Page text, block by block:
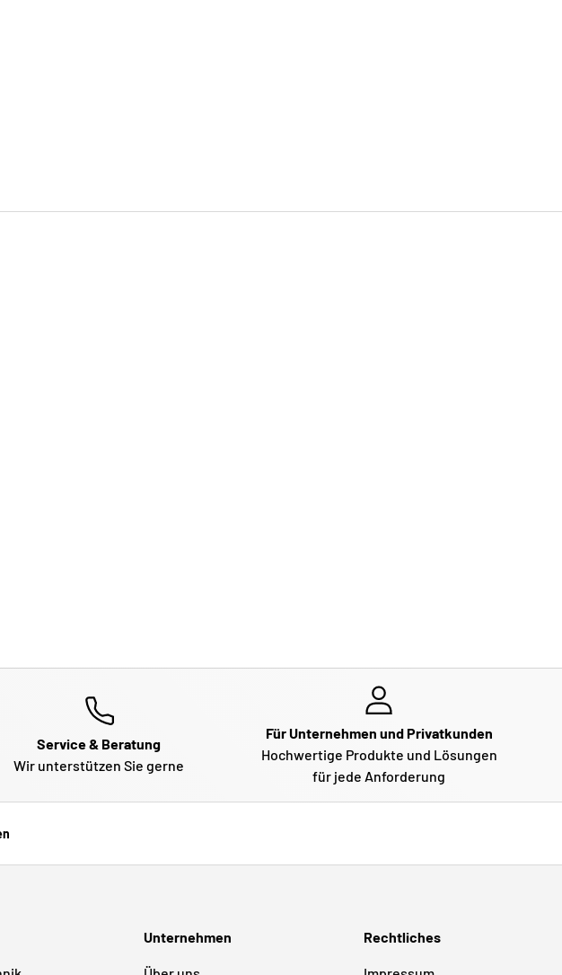
Service & Beratung
Wir unterstützen Sie gerne
Für Unternehmen und Privatkunden
Hochwertige Produkte und Lösungen
für jede Anforderung
Unternehmen Rechtliches